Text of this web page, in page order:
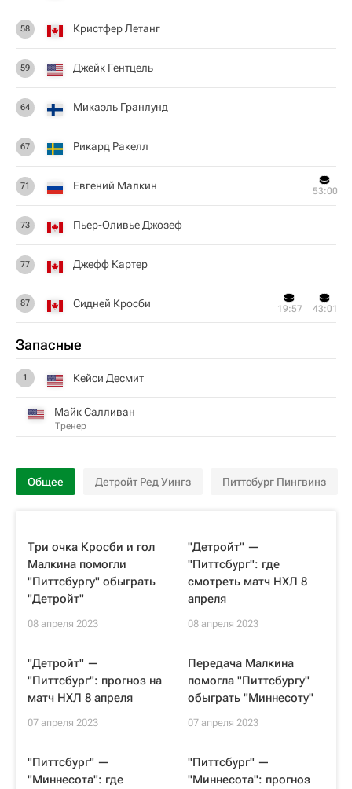
58 Кристфер Летанг
59 Джейк Гентцель
64 Микаэль Гранлунд
67 Рикард Ракелл
71 Евгений Малкин 53:00
73 Пьер-Оливье Джозеф
77 Джефф Картер
87 Сидней Кросби 19:57 43:01
Запасные
1 Кейси Десмит
Майк Салливан
Тренер
Общее Детройт Ред Уингз Питтсбург Пингвинз
Три очка Кросби и гол
Малкина помогли
"Питтсбургу" обыграть
"Детройт"
08 апреля 2023
"Детройт" —
"Питтсбург": где
смотреть матч НХЛ 8
апреля
08 апреля 2023
"Детройт" —
"Питтсбург": прогноз на
матч НХЛ 8 апреля
07 апреля 2023
Передача Малкина
помогла "Питтсбургу"
обыграть "Миннесоту"
07 апреля 2023
"Питтсбург" —
"Миннесота": где
"Питтсбург" —
"Миннесота": прогноз